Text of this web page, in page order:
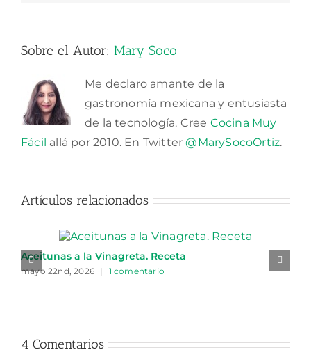
Sobre el Autor: Mary Soco
Me declaro amante de la
gastronomía mexicana y entusiasta
de la tecnología. Cree Cocina Muy
Fácil allá por 2010. En Twitter@MarySocoOrtiz.
Artículos relacionados
Aceitunas a la Vinagreta. Receta
mayo 22nd, 2026 | 1 comentario
4 Comentarios